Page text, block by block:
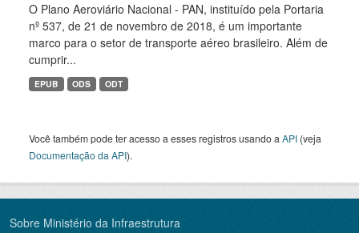
O Plano Aeroviário Nacional - PAN, instituído pela Portaria
nº 537, de 21 de novembro de 2018, é um importante
marco para o setor de transporte aéreo brasileiro. Além de
cumprir...
EPUB ODS ODT
Você também pode ter acesso a esses registros usando a API (veja
Documentação da API).
Sobre Ministério da Infraestrutura